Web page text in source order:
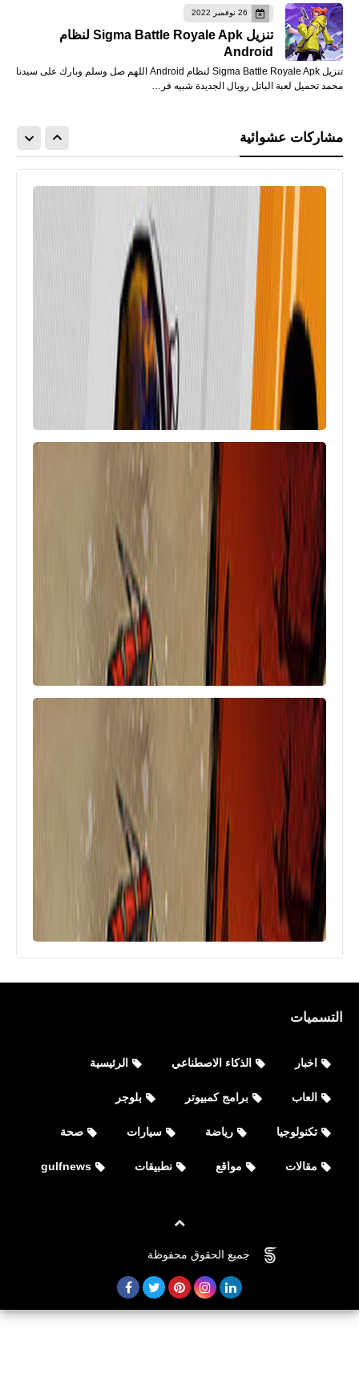
26 نوفمبر 2022
تنزيل Sigma Battle Royale Apk لنظام
Android
تنزيل Sigma Battle Royale Apk لنظام Android اللهم صل وسلم وبارك على سيدنا
محمد تحميل لعبة الباتل رويال الجديدة شبيه فر…
مشاركات عشوائية
تنزيل لعبة فالورانت: عملية برايمال
الأجهزة الضعيفة (Low-End PC)
التسميات
اخبار الذكاء الاصطناعي الرئيسية
العاب برامج كمبيوتر بلوجر
تكنولوجيا رياضة سيارات صحة
مقالات مواقع نطبيقات gulfnews
جميع الحقوق محفوظة